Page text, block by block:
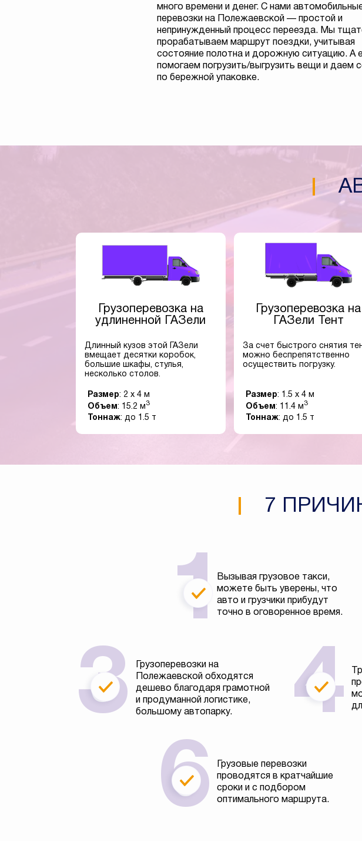
много времени и денег. С нами
перевозки на Полежаевской — простой и
непринужденный процесс переезда. Мы
прорабатываем маршрут поездки, учитывая
состояние полотна и дорожную ситуацию.
помогаем погрузить/выгрузить вещи и даем
по бережной упаковке.
Грузоперевозка на
удлиненной ГАЗели
Длинный кузов этой ГАЗели
вмещает десятки коробок,
большие шкафы, стулья,
несколько столов.
Размер: 2 x 4 м
Объем: 15.2 м 3
Тоннаж: до 1.5 т
Грузоперевозка на
ГАЗели Тент
За счет быстрого снятия
можно беспрепятственно
осуществить погрузку.
Размер: 1.5 x 4 м
Объем: 11.4 м 3
Тоннаж: до 1.5 т
7
Вызывая грузовое такси,
можете быть уверены, что
авто и грузчики прибудут
точно в оговоренное время.
Грузоперевозки на
Полежаевской обходятся
дешево благодаря грамотной
и продуманной логистике,
большому автопарку.
Грузовые перевозки
проводятся в кратчайшие
сроки и с подбором
оптимального маршрута.